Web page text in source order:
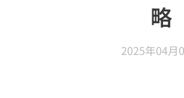
略
2025年04月